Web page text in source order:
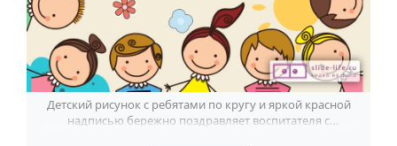
Детский рисунок с ребятами по кругу и яркой красной
надписью бережно поздравляет воспитателя с